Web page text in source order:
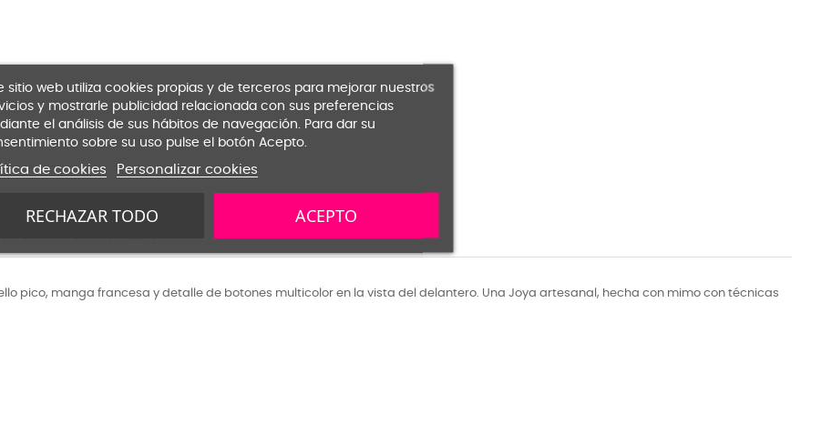
pico, manga francesa y detalle de botones multicolor en la vista del delantero. Una Joya artesanal, hecha con mimo con técnicas
sitio web utiliza cookies propias y de terceros para mejorar nuestros
y mostrarle publicidad relacionada con sus preferencias
el análisis de sus hábitos de navegación. Para dar su
sobre su uso pulse el botón Acepto.
de cookies Personalizar cookies
RECHAZAR TODO ACEPTO